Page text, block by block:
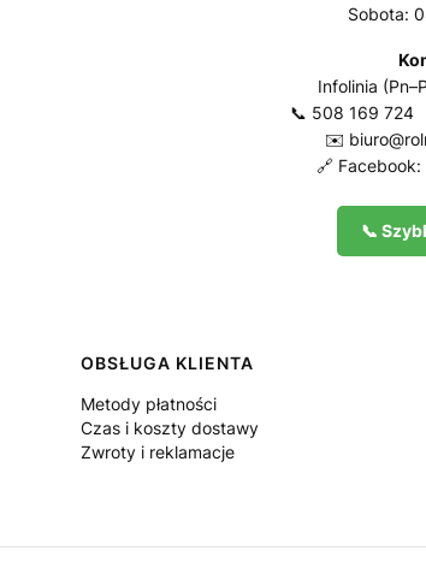
Sobota:
Infolinia
📞 508 169 724|
✉️
🔗
📞
OBSŁUGA KLIENTA
Metody płatności
Czas i koszty dostawy
Zwroty i reklamacje